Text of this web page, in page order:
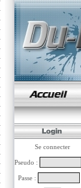
Se connecter
Pseudo :
Passe :